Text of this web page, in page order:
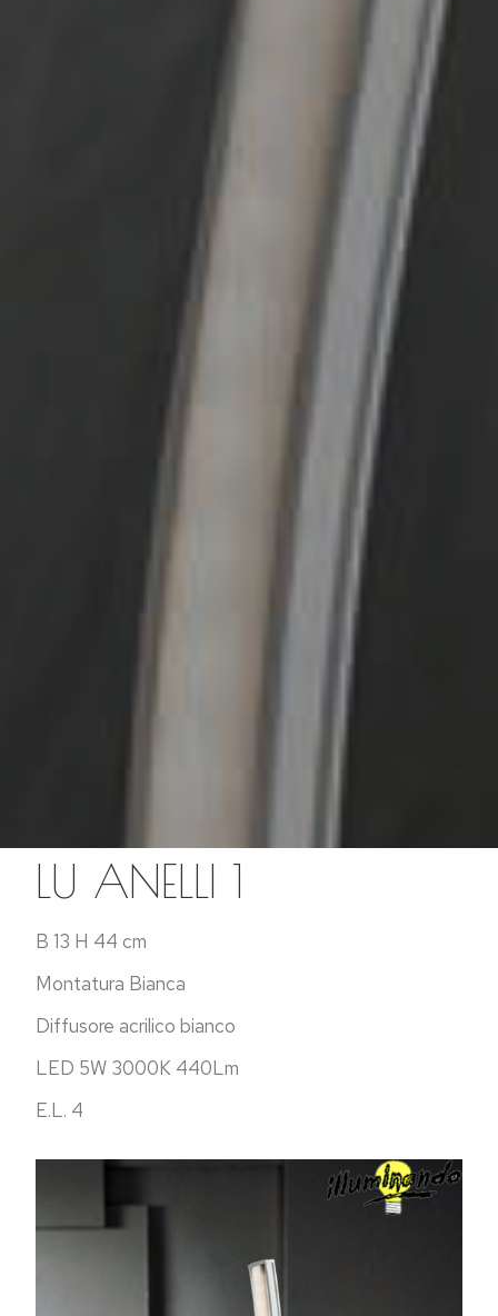
LU ANELLI 1
B 13 H 44 cm
Montatura Bianca
Diffusore acrilico bianco
LED 5W 3000K 440Lm
E.L. 4